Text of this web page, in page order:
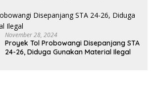
November 28, 2024
Proyek Tol Probowangi Disepanjang STA
24-26, Diduga Gunakan Material Ilegal